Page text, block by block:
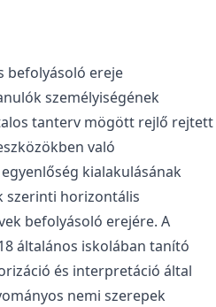
befolyásoló ereje
személyiségének
tanterv mögött rejlő rejtett
való
kialakulásának
szerinti horizontális
befolyásoló erejére. A
általános iskolában tanító
és interpretáció által
nemi szerepek